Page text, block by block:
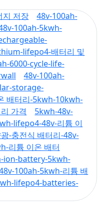
지 저장
48v-100ah-
100ah-5kwh-
lifepo4-배터리 및
6000-cycle-life-
48v-100ah-
storage-
배터리-5kwh-10kwh-
가격
5kwh-48v-
lifepo4-48v-리튬 이
-충전식 배터리-48v-
리튬 이온 배터
ion-battery-5kwh-
100ah-5kwh-리튬 배
lifepo4-batteries-